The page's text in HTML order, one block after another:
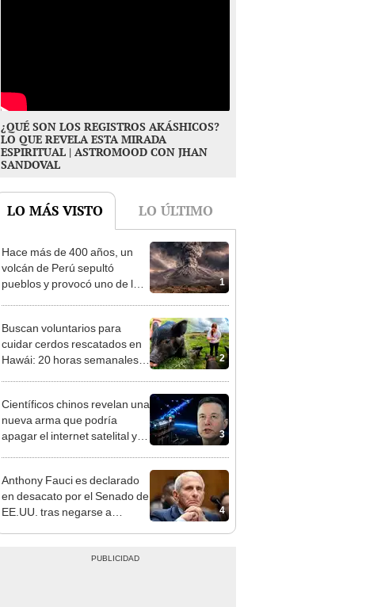
¿QUÉ SON LOS REGISTROS AKÁSHICOS?
LO QUE REVELA ESTA MIRADA
ESPIRITUAL | ASTROMOOD CON JHAN
SANDOVAL
LO MÁS VISTO LO ÚLTIMO
1
Hace más de 400 años, un
volcán de Perú sepultó
pueblos y provocó uno de los
2
Buscan voluntarios para
cuidar cerdos rescatados en
Hawái: 20 horas semanales,
3
Científicos chinos revelan una
nueva arma que podría
apagar el internet satelital y
4
Anthony Fauci es declarado
en desacato por el Senado de
EE.UU. tras negarse a